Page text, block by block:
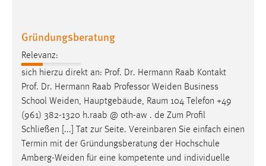
Gründungsberatung
Relevanz:
sich hierzu direkt an: Prof. Dr. Hermann Raab Kontakt
Prof. Dr. Hermann Raab Professor Weiden Business
School Weiden, Hauptgebäude, Raum 104 Telefon +49
(961) 382-1320 h.raab @ oth-aw . de Zum Profil
Schließen [...] Tat zur Seite. Vereinbaren Sie einfach einen
Termin mit der Gründungsberatung der Hochschule
Amberg-Weiden für eine kompetente und individuelle
Name:
_pk_ref, _pk_cvar, _pk_id, _pk_ses
Zweck:
Zugriffsstatistik
Cookie Laufzeit:
Max. 13 Monate